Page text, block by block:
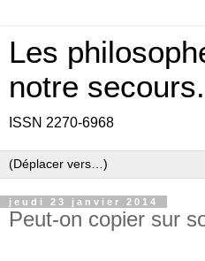
Les
notre secours.
ISSN 2270-6968
jeudi 23 janvier 2014
Peut-on copier sur